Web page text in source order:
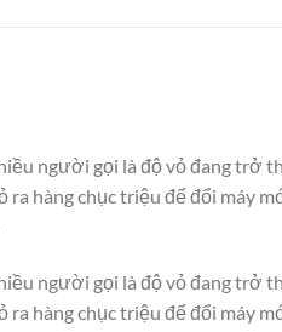
người gọi là độ vỏ đang
hàng chục triệu để đổi máy
người gọi là độ vỏ đang
hàng chục triệu để đổi máy